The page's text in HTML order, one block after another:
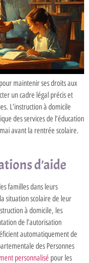
maintenir ses droits aux
un cadre légal précis et
L’instruction à domicile
des services de l’éducation
avant la rentrée scolaire.
d’aide
familles dans leurs
situation scolaire de leur
à domicile, les
de l’autorisation
automatiquement de
des Personnes
personnalisé pour les